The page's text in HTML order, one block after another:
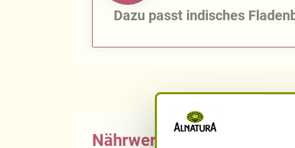
Dazu passt indisches
Nährwerte